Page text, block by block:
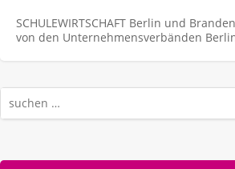
SCHULEWIRTSCHAFT Berlin und
von den Unternehmens­verbänden